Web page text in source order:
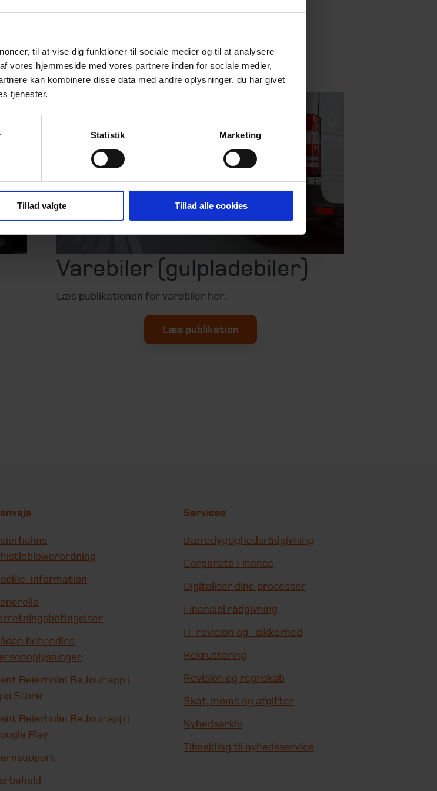
til at vise dig funktioner til sociale medier og til at analysere
vores hjemmeside med vores partnere inden for sociale medier,
kan kombinere disse data med andre oplysninger, du har givet
tjenester.
Statistik Marketing
Tillad valgte Tillad alle cookies
for hver af disse, så du kan bliver
fejl.
Varebiler (gulpladebiler)
Læs publikationen for varebiler her:
Læs publikation
information
behandles
Beierholm BeJour app i
Store
Beierholm BeJour app i
Play
Services
Bæredygtighedsrådgivning
Corporate Finance
Digitaliser dine processer
Finansiel rådgivning
IT-revision og -sikkerhed
Rekruttering
Revision og regnskab
Skat, moms og afgifter
Nyhedsarkiv
Tilmelding til nyhedsservice